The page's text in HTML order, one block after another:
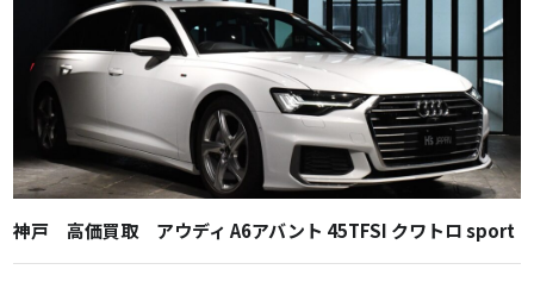
神戸 高価買取 アウディ A6アバント 45TFSI クワトロ sport